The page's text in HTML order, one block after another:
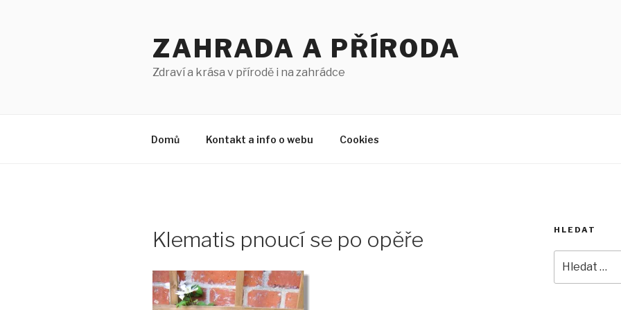
ZAHRADA A PŘÍRODA
Zdraví a krása v přírodě i na zahrádce
Domů Kontakt a info o webu Cookies
Klematis pnoucí se po opěře HLEDAT